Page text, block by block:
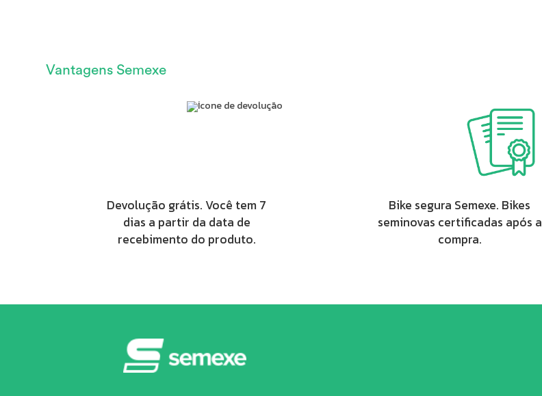
Vantagens Semexe
Devolução grátis. Você tem 7
dias a partir da data de
recebimento do produto.
Bike segura Semexe. Bikes
seminovas certificadas após a
compra.